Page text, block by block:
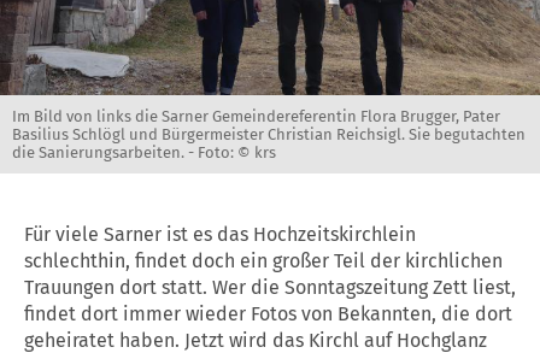
Im Bild von links die Sarner Gemeindereferentin Flora Brugger, Pater
Basilius Schlögl und Bürgermeister Christian Reichsigl. Sie begutachten
die Sanierungsarbeiten. - Foto: © krs
Für viele Sarner ist es das Hochzeitskirchlein
schlechthin, findet doch ein großer Teil der kirchlichen
Trauungen dort statt. Wer die Sonntagszeitung Zett liest,
findet dort immer wieder Fotos von Bekannten, die dort
geheiratet haben. Jetzt wird das Kirchl auf Hochglanz